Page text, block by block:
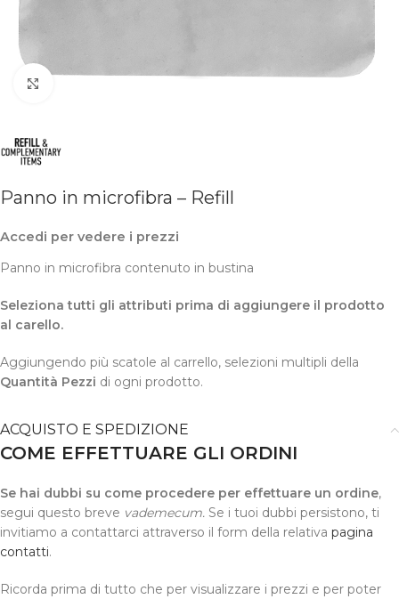
Panno in microfibra – Refill
Accedi per vedere i prezzi
Panno in microfibra contenuto in bustina
Seleziona tutti gli attributi prima di aggiungere il prodotto
al carello.
Aggiungendo più scatole al carrello, selezioni multipli della
Quantità Pezzi di ogni prodotto.
ACQUISTO E SPEDIZIONE
COME EFFETTUARE GLI ORDINI
Se hai dubbi su come procedere per effettuare un ordine,
segui questo breve vademecum. Se i tuoi dubbi persistono, ti
invitiamo a contattarci attraverso il form della relativa pagina
contatti.
Ricorda prima di tutto che per visualizzare i prezzi e per poter